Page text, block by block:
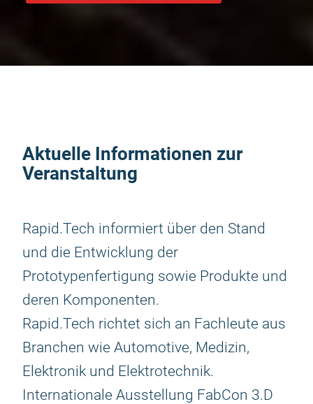
Aktuelle Informationen zur
Veranstaltung
Rapid.Tech informiert über den Stand
und die Entwicklung der
Prototypenfertigung sowie Produkte und
deren Komponenten.
Rapid.Tech richtet sich an Fachleute aus
Branchen wie Automotive, Medizin,
Elektronik und Elektrotechnik.
Internationale Ausstellung FabСon 3.D